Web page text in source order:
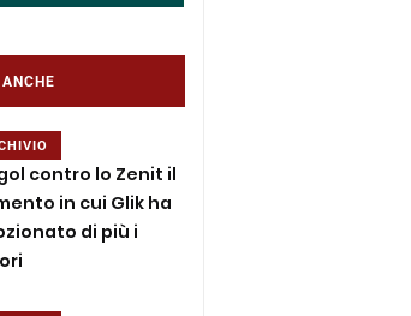
gol contro lo Zenit il
in cui Glik ha
di più i